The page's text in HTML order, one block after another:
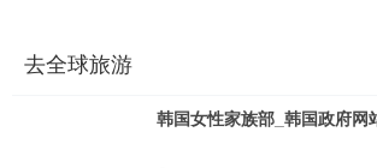
去全球旅游
韩国女性家族部_韩国政府网